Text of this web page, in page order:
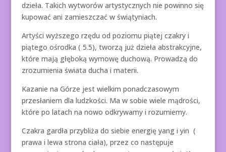
dzieła. Takich wytworów artystycznych nie powinno się
kupować ani zamieszczać w świątyniach.
Artyści wyższego rzędu od poziomu piątej czakry i
piątego ośrodka ( 5.5), tworzą już dzieła abstrakcyjne,
które mają głęboką wymowę duchową. Prowadzą do
zrozumienia świata ducha i materii.
Kazanie na Górze jest wielkim ponadczasowym
przesłaniem dla ludzkości. Ma w sobie wiele mądrości,
które po latach na nowo odkrywamy i rozumiemy.
Czakra gardła przybliża do siebie energię yang i yin (
prawa i lewa strona ciała), przez co następuje